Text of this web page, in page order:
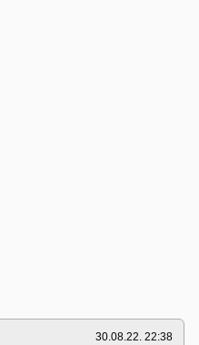
30.08.22. 22:38